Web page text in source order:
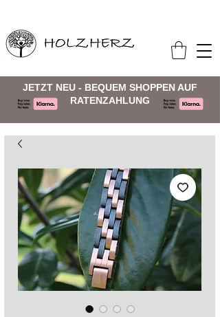
JETZT NEU - BEQUEM SHOPPEN AUF
RATENZAHLUNG